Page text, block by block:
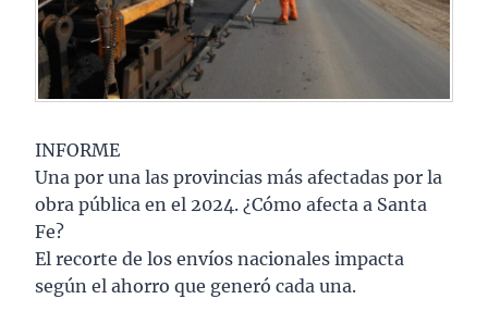
INFORME
Una por una las provincias más afectadas por la
obra pública en el 2024. ¿Cómo afecta a Santa
Fe?
El recorte de los envíos nacionales impacta
según el ahorro que generó cada una.